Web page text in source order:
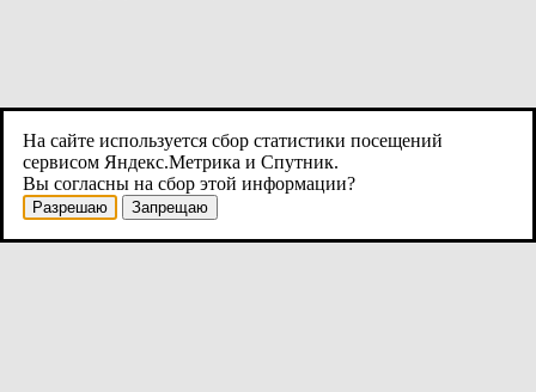
На сайте используется сбор статистики посещений
сервисом Яндекс.Метрика и Спутник.
Вы согласны на сбор этой информации?
Разрешаю Запрещаю